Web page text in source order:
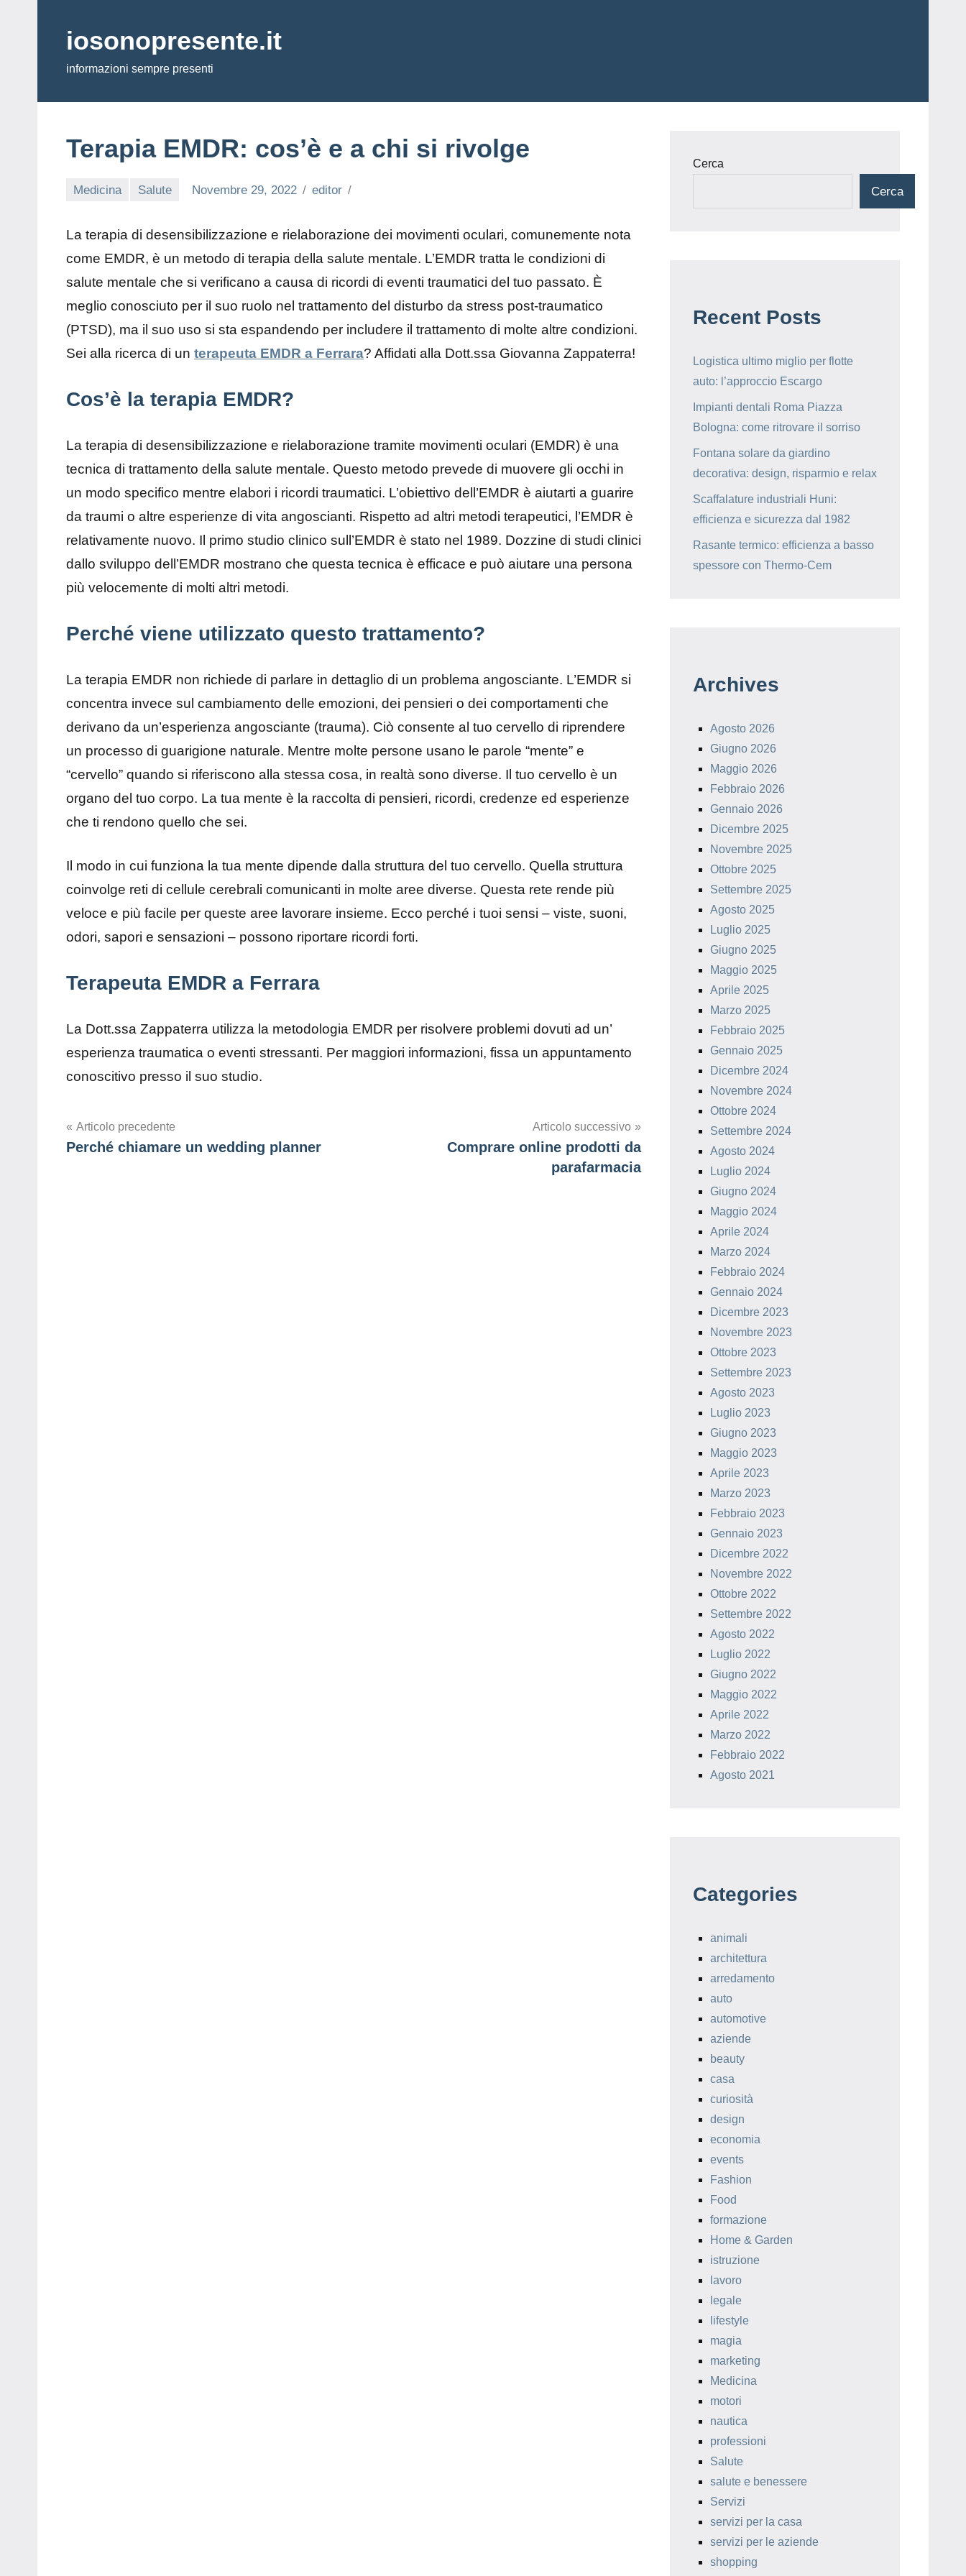
contenutoiosonopresente.it
informazioni sempre presenti
Terapia EMDR: cos’è e a chi si rivolge
Medicina Salute Novembre 29, 2022 editor
La terapia di desensibilizzazione e rielaborazione dei movimenti oculari, comunemente nota
come EMDR, è un metodo di terapia della salute mentale. L’EMDR tratta le condizioni di
salute mentale che si verificano a causa di ricordi di eventi traumatici del tuo passato. È
meglio conosciuto per il suo ruolo nel trattamento del disturbo da stress post-traumatico
(PTSD), ma il suo uso si sta espandendo per includere il trattamento di molte altre condizioni.
Sei alla ricerca di un terapeuta EMDR a Ferrara? Affidati alla Dott.ssa Giovanna Zappaterra!
Cos’è la terapia EMDR?
La terapia di desensibilizzazione e rielaborazione tramite movimenti oculari (EMDR) è una
tecnica di trattamento della salute mentale. Questo metodo prevede di muovere gli occhi in
un modo specifico mentre elabori i ricordi traumatici. L’obiettivo dell’EMDR è aiutarti a guarire
da traumi o altre esperienze di vita angoscianti. Rispetto ad altri metodi terapeutici, l’EMDR è
relativamente nuovo. Il primo studio clinico sull’EMDR è stato nel 1989. Dozzine di studi clinici
dallo sviluppo dell’EMDR mostrano che questa tecnica è efficace e può aiutare una persona
più velocemente di molti altri metodi.
Perché viene utilizzato questo trattamento?
La terapia EMDR non richiede di parlare in dettaglio di un problema angosciante. L’EMDR si
concentra invece sul cambiamento delle emozioni, dei pensieri o dei comportamenti che
derivano da un’esperienza angosciante (trauma). Ciò consente al tuo cervello di riprendere
un processo di guarigione naturale. Mentre molte persone usano le parole “mente” e
“cervello” quando si riferiscono alla stessa cosa, in realtà sono diverse. Il tuo cervello è un
organo del tuo corpo. La tua mente è la raccolta di pensieri, ricordi, credenze ed esperienze
che ti rendono quello che sei.
Il modo in cui funziona la tua mente dipende dalla struttura del tuo cervello. Quella struttura
coinvolge reti di cellule cerebrali comunicanti in molte aree diverse. Questa rete rende più
veloce e più facile per queste aree lavorare insieme. Ecco perché i tuoi sensi – viste, suoni,
odori, sapori e sensazioni – possono riportare ricordi forti.
Terapeuta EMDR a Ferrara
La Dott.ssa Zappaterra utilizza la metodologia EMDR per risolvere problemi dovuti ad un’
esperienza traumatica o eventi stressanti. Per maggiori informazioni, fissa un appuntamento
conoscitivo presso il suo studio.
Navigazione
articoli
Articolo precedente
Perché chiamare un wedding planner
Articolo successivo
Comprare online prodotti da
parafarmacia
Cerca
Cerca
Recent Posts
Logistica ultimo miglio per flotte
auto: l’approccio Escargo
Impianti dentali Roma Piazza
Bologna: come ritrovare il sorriso
Fontana solare da giardino
decorativa: design, risparmio e relax
Scaffalature industriali Huni:
efficienza e sicurezza dal 1982
Rasante termico: efficienza a basso
spessore con Thermo-Cem
Archives
Agosto 2026
Giugno 2026
Maggio 2026
Febbraio 2026
Gennaio 2026
Dicembre 2025
Novembre 2025
Ottobre 2025
Settembre 2025
Agosto 2025
Luglio 2025
Giugno 2025
Maggio 2025
Aprile 2025
Marzo 2025
Febbraio 2025
Gennaio 2025
Dicembre 2024
Novembre 2024
Ottobre 2024
Settembre 2024
Agosto 2024
Luglio 2024
Giugno 2024
Maggio 2024
Aprile 2024
Marzo 2024
Febbraio 2024
Gennaio 2024
Dicembre 2023
Novembre 2023
Ottobre 2023
Settembre 2023
Agosto 2023
Luglio 2023
Giugno 2023
Maggio 2023
Aprile 2023
Marzo 2023
Febbraio 2023
Gennaio 2023
Dicembre 2022
Novembre 2022
Ottobre 2022
Settembre 2022
Agosto 2022
Luglio 2022
Giugno 2022
Maggio 2022
Aprile 2022
Marzo 2022
Febbraio 2022
Agosto 2021
Categories
animali
architettura
arredamento
auto
automotive
aziende
beauty
casa
curiosità
design
economia
events
Fashion
Food
formazione
Home & Garden
istruzione
lavoro
legale
lifestyle
magia
marketing
Medicina
motori
nautica
professioni
Salute
salute e benessere
Servizi
servizi per la casa
servizi per le aziende
shopping